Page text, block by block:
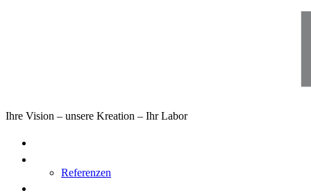
Ihre Vision – unsere Kreation – Ihr Labor
Referenzen